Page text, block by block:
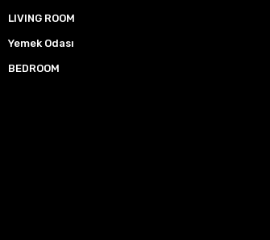
LIVING ROOM
Yemek Odası
BEDROOM